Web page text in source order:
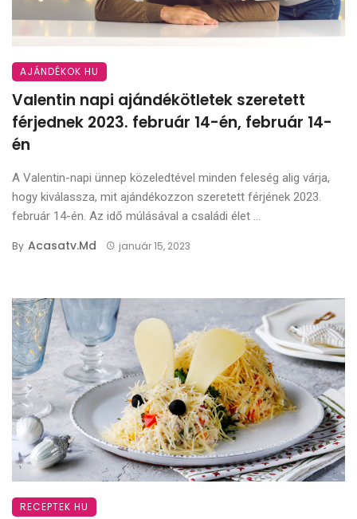
AJÁNDÉKOK HU
Valentin napi ajándékötletek szeretett
férjednek 2023. február 14-én, február 14-
én
A Valentin-napi ünnep közeledtével minden feleség alig várja,
hogy kiválassza, mit ajándékozzon szeretett férjének 2023.
február 14-én. Az idő múlásával a családi élet ...
By Acasatv.md január 15, 2023
RECEPTEK HU